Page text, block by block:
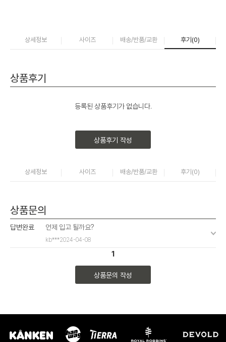
상세정보 사이즈 배송/반품/교환 후기(0)
상품후기
등록된 상품후기가 없습니다.
상품후기 작성
상세정보 사이즈 배송/반품/교환 후기(0)
상품문의
답변완료 언제 입고 될까요?
kb***2024-04-08
1
상품문의 작성